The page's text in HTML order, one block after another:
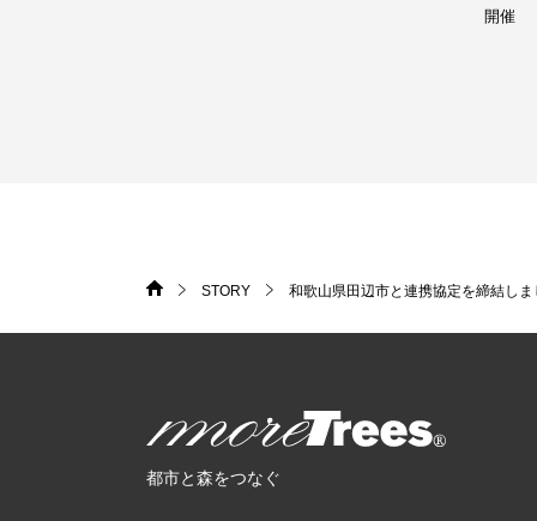
開催
STORY
和歌山県田辺市と連携協定を締結しま
都市と森をつなぐ